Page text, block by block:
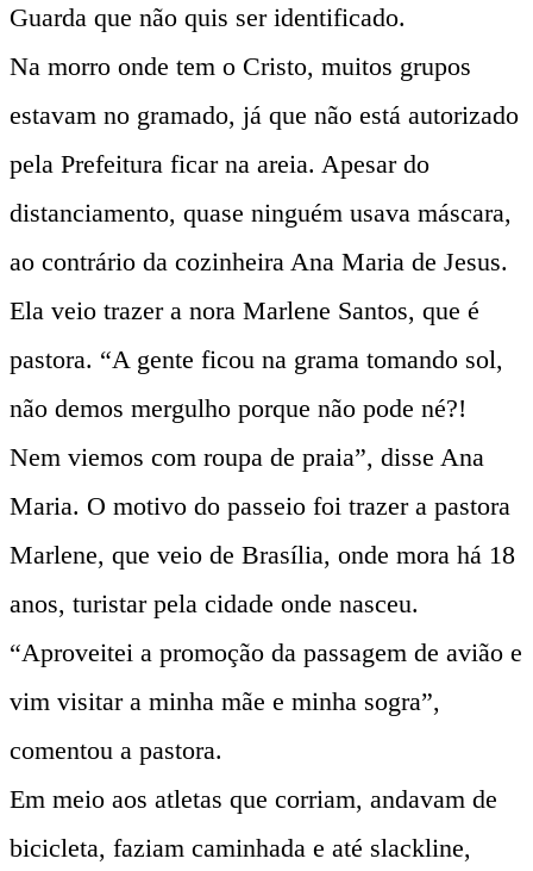
Guarda que não quis ser identificado.
Na morro onde tem o Cristo, muitos grupos
estavam no gramado, já que não está autorizado
pela Prefeitura ficar na areia. Apesar do
distanciamento, quase ninguém usava máscara,
ao contrário da cozinheira Ana Maria de Jesus.
Ela veio trazer a nora Marlene Santos, que é
pastora. “A gente ficou na grama tomando sol,
não demos mergulho porque não pode né?!
Nem viemos com roupa de praia”, disse Ana
Maria. O motivo do passeio foi trazer a pastora
Marlene, que veio de Brasília, onde mora há 18
anos, turistar pela cidade onde nasceu.
“Aproveitei a promoção da passagem de avião e
vim visitar a minha mãe e minha sogra”,
comentou a pastora.
Em meio aos atletas que corriam, andavam de
bicicleta, faziam caminhada e até slackline,